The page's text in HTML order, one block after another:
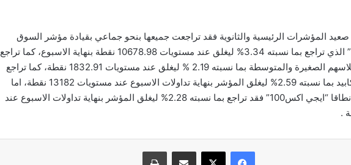
المؤشرات الرئيسية والثانوية فقد تراجعت جميعها بنحو جماعي بقيادة مؤشر السوق
الرئيسي “ايجي اكس30” الذي تراجع بما نسبته 3.34% ليغلق عند مستويات 10678.98 نقطة بنهاية الاسبوع، كما تراجع
مؤشر “ايجي اكس70” للاسهم الصغيرة والمتوسطة بما نسبته 2.19 % ليغلق عند مستويات 1832.91 نقطة، كما تراجع
مؤشر “ايجي اكس30” كابيد بما نسبته 2.59% ليغلق المؤشر بنهاية تداولات الاسبوع عند مستويات 13182 نقطة، اما
بالنسبة للمؤشر الاوسع نطاقا “ايجي اكس100” فقد تراجع بما نسبته 2.28% ليغلق المؤشر بنهاية تداولات الاسبوع عند
فيسبوك ‫X مشاركة عبر البريد طباعة